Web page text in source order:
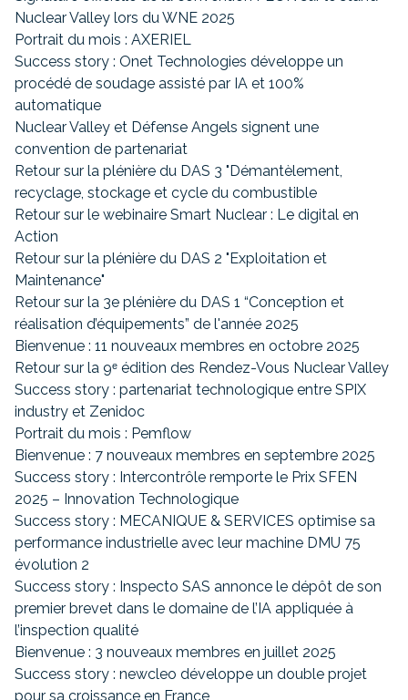
Nuclear Valley lors du WNE 2025
Portrait du mois : AXERIEL
Success story : Onet Technologies développe un
procédé de soudage assisté par IA et 100%
automatique
Nuclear Valley et Défense Angels signent une
convention de partenariat
Retour sur la plénière du DAS 3 "Démantèlement,
recyclage, stockage et cycle du combustible
Retour sur le webinaire Smart Nuclear : Le digital en
Action
Retour sur la plénière du DAS 2 "Exploitation et
Maintenance"
Retour sur la 3e plénière du DAS 1 “Conception et
réalisation d’équipements” de l'année 2025
Bienvenue : 11 nouveaux membres en octobre 2025
Retour sur la 9ᵉ édition des Rendez-Vous Nuclear Valley
Success story : partenariat technologique entre SPIX
industry et Zenidoc
Portrait du mois : Pemflow
Bienvenue : 7 nouveaux membres en septembre 2025
Success story : Intercontrôle remporte le Prix SFEN
2025 – Innovation Technologique
Success story : MECANIQUE & SERVICES optimise sa
performance industrielle avec leur machine DMU 75
évolution 2
Success story : Inspecto SAS annonce le dépôt de son
premier brevet dans le domaine de l’IA appliquée à
l’inspection qualité
Bienvenue : 3 nouveaux membres en juillet 2025
Success story : newcleo développe un double projet
pour sa croissance en France